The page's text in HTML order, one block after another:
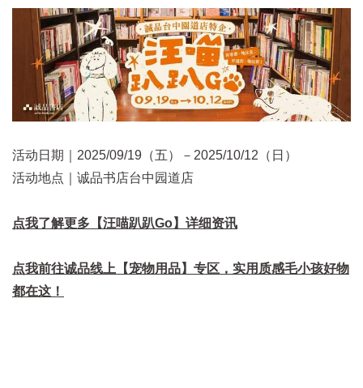
活动日期｜2025/09/19（五）－2025/10/12（日）
活动地点｜诚品书店台中园道店
点我了解更多【汪喵趴趴Go】详细资讯
点我前往诚品线上【宠物用品】专区，实用质感毛小孩好物
都在这！